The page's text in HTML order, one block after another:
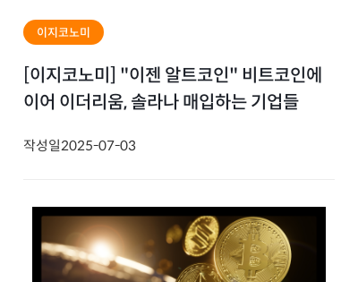
이지코노미
[이지코노미] "이젠 알트코인" 비트코인에
이어 이더리움, 솔라나 매입하는 기업들
작성일2025-07-03